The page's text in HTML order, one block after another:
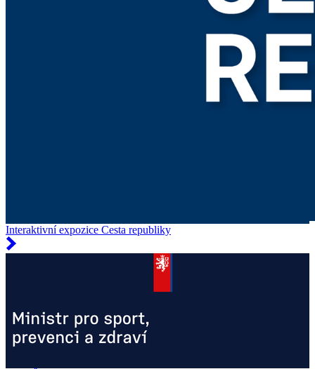
Interaktivní expozice Cesta republiky